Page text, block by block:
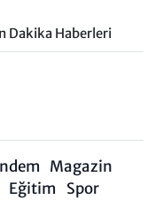
Dakika Haberleri
Magazin
Eğitim
Spor